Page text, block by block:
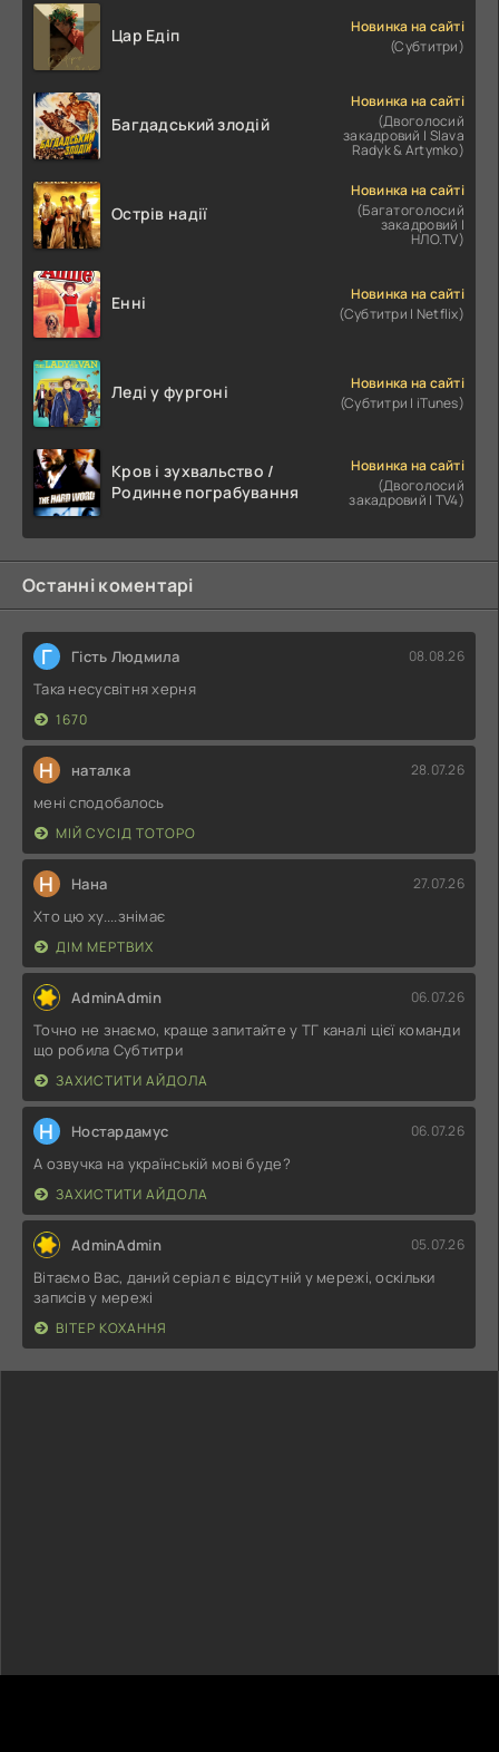
Цар Едіп
Новинка на сайті
(Субтитри)
Багдадський злодій
Новинка на сайті
(Двоголосий
закадровий | Slava
Radyk & Artymko)
Острів надії
Новинка на сайті
(Багатоголосий
закадровий |
НЛО.TV)
Енні
Новинка на сайті
(Субтитри | Netflix)
Леді у фургоні
Новинка на сайті
(Субтитри | iTunes)
Кров і зухвальство /
Родинне пограбування
Новинка на сайті
(Двоголосий
закадровий | TV4)
Останні коментарі
Г Гість Людмила 08.08.26
Така несусвітня херня
1670
Н наталка 28.07.26
мені сподобалось
МІЙ СУСІД ТОТОРО
Н Нана 27.07.26
Хто цю ху....знімає
ДІМ МЕРТВИХ
AdminAdmin 06.07.26
Точно не знаємо, краще запитайте у ТГ каналі цієї команди
що робила Субтитри
ЗАХИСТИТИ АЙДОЛА
Н Ностардамус 06.07.26
А озвучка на українській мові буде?
ЗАХИСТИТИ АЙДОЛА
AdminAdmin 05.07.26
Вітаємо Вас, даний серіал є відсутній у мережі, оскільки
записів у мережі
ВІТЕР КОХАННЯ